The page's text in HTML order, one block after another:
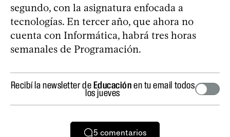
segundo, con la asignatura enfocada a
tecnologías. En tercer año, que ahora no
cuenta con Informática, habrá tres horas
semanales de Programación.
Recibí la newsletter deEducaciónen tu email todos
los jueves
5 comentarios